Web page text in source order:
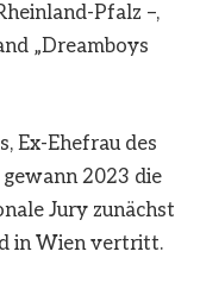
Pfalz –,
„Dreamboys
Ex-Ehefrau des
2023 die
Jury zunächst
in Wien vertritt.